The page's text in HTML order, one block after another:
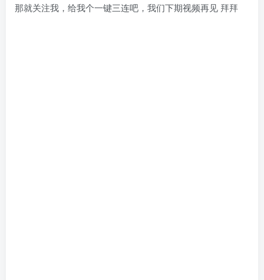
那就关注我，给我个一键三连吧，我们下期视频再见 拜拜